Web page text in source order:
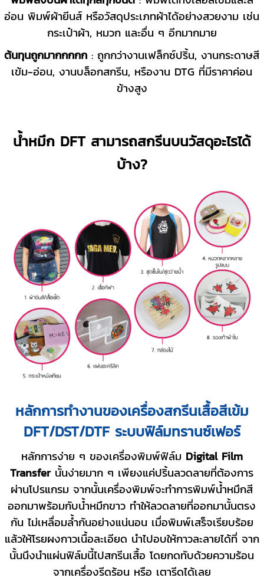
อ่อน พิมพ์ผ้ายีนส์ หรือวัสดุประเภทผ้าได้อย่างสวยงาม เช่น
กระเป๋าผ้า, หมวก และอื่น ๆ อีกมากมาย
ต้นทุนถูกมากกกกก : ถูกกว่างานเฟล็กซ์ปริ้น, งานกระดาษสี
เข้ม-อ่อน, งานบล็อกสกรีน, หรืองาน DTG ที่มีราคาค่อน
ข้างสูง
น้ำหมึก DFT สามารถสกรีนบนวัสดุอะไรได้
บ้าง?
หลักการทำงานของเครื่องสกรีนเสื้อสีเข้ม
DFT/DST/DTF ระบบฟิล์มทรานซ์เฟอร์
หลักการง่าย ๆ ของเครื่องพิมพ์ฟิล์ม Digital Film
Transferนั้นง่ายมาก ๆ เพียงแค่ปริ้นลวดลายที่ต้องการ
ผ่านโปรแกรม จากนั้นเครื่องพิมพ์จะทำการพิมพ์น้ำหมึกสี
ออกมาพร้อมกับน้ำหมึกขาว ทำให้ลวดลายที่ออกมานั้นตรง
กัน ไม่เหลื่อมล้ำกันอย่างแน่นอน เมื่อพิมพ์เสร็จเรียบร้อย
แล้วให้โรยผงกาวเนื้อละเอียด นำไปอบให้กาวละลายได้ที่ จาก
นั้นนึงนำแผ่นฟิล์มนี้ไปสกรีนเสื้อ โดยกดทับด้วยความร้อน
จากเครื่องรีดร้อน หรือ เตารีดได้เลย